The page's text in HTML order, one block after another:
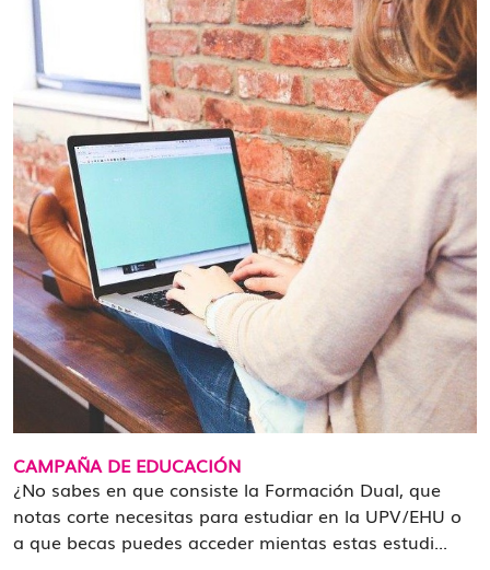
CAMPAÑA DE EDUCACIÓN
¿No sabes en que consiste la Formación Dual, que
notas corte necesitas para estudiar en la UPV/EHU o
a que becas puedes acceder mientas estas estudi...